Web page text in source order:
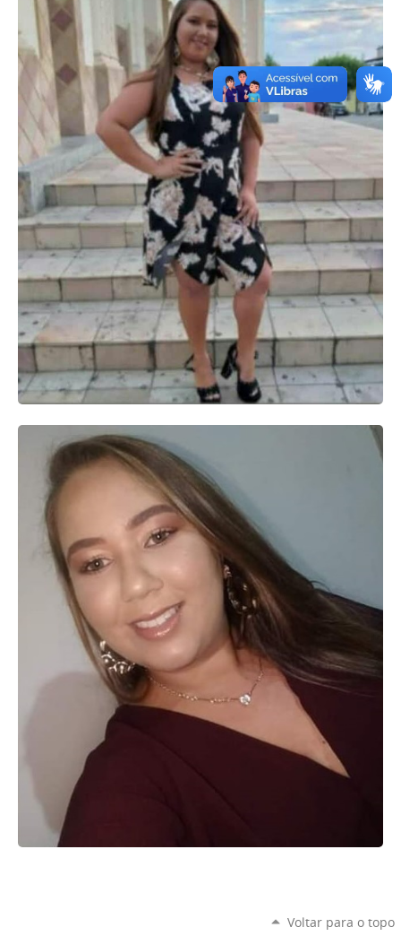
Voltar para o topo